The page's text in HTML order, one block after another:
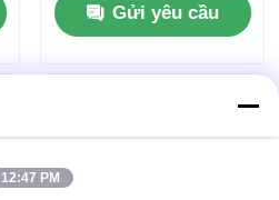
độ bền và hiệu suất
tối đa
Gửi yêu cầu
12:47 PM